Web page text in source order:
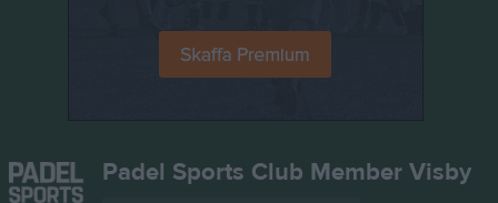
Padel Sports Club Member Visby